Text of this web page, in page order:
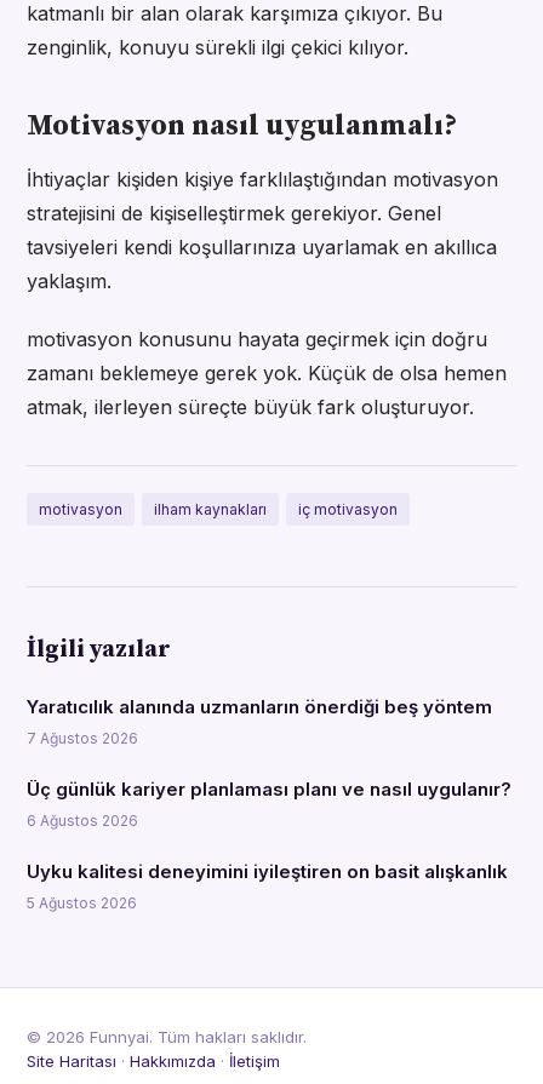
katmanlı bir alan olarak karşımıza çıkıyor. Bu
zenginlik, konuyu sürekli ilgi çekici kılıyor.
Motivasyon nasıl uygulanmalı?
İhtiyaçlar kişiden kişiye farklılaştığından motivasyon
stratejisini de kişiselleştirmek gerekiyor. Genel
tavsiyeleri kendi koşullarınıza uyarlamak en akıllıca
yaklaşım.
motivasyon konusunu hayata geçirmek için doğru
zamanı beklemeye gerek yok. Küçük de olsa hemen
atmak, ilerleyen süreçte büyük fark oluşturuyor.
motivasyon ilham kaynakları iç motivasyon
İlgili yazılar
Yaratıcılık alanında uzmanların önerdiği beş yöntem
7 Ağustos 2026
Üç günlük kariyer planlaması planı ve nasıl uygulanır?
6 Ağustos 2026
Uyku kalitesi deneyimini iyileştiren on basit alışkanlık
5 Ağustos 2026
© 2026 Funnyai. Tüm hakları saklıdır.
Site Haritası · Hakkımızda · İletişim